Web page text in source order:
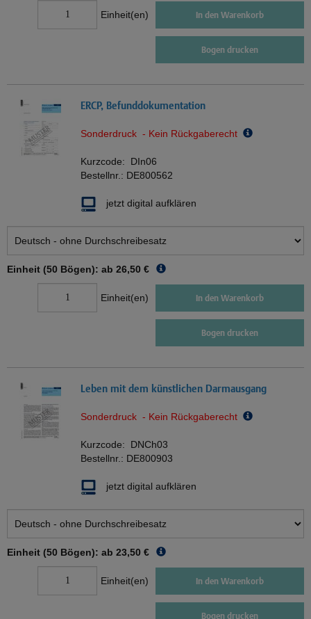
Einheit(en) In den Warenkorb
Bogen drucken
ERCP, Befunddokumentation
Sonderdruck - Kein Rückgaberecht
Kurzcode: DIn06
Bestellnr.: DE800562
jetzt digital aufklären
Einheit (50 Bögen): ab 26,50 €
Einheit(en) In den Warenkorb
Bogen drucken
Leben mit dem künstlichen Darmausgang
Sonderdruck - Kein Rückgaberecht
Kurzcode: DNCh03
Bestellnr.: DE800903
jetzt digital aufklären
Einheit (50 Bögen): ab 23,50 €
Einheit(en) In den Warenkorb
Bogen drucken